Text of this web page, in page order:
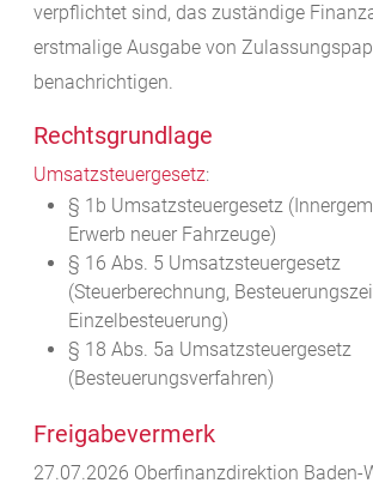
verpflichtet sind, das zuständige
erstmalige Ausgabe von
benachrichtigen.
Rechtsgrundlage
Umsatzsteuergesetz:
§ 1b Umsatzsteuergesetz
Erwerb neuer Fahrzeuge)
§ 16 Abs. 5 Umsatzsteuergesetz
(Steuerberechnung,
Einzelbesteuerung)
§ 18 Abs. 5a Umsatzsteuergesetz
(Besteuerungsverfahren)
Freigabevermerk
27.07.2026 Oberfinanzdirektion Baden-